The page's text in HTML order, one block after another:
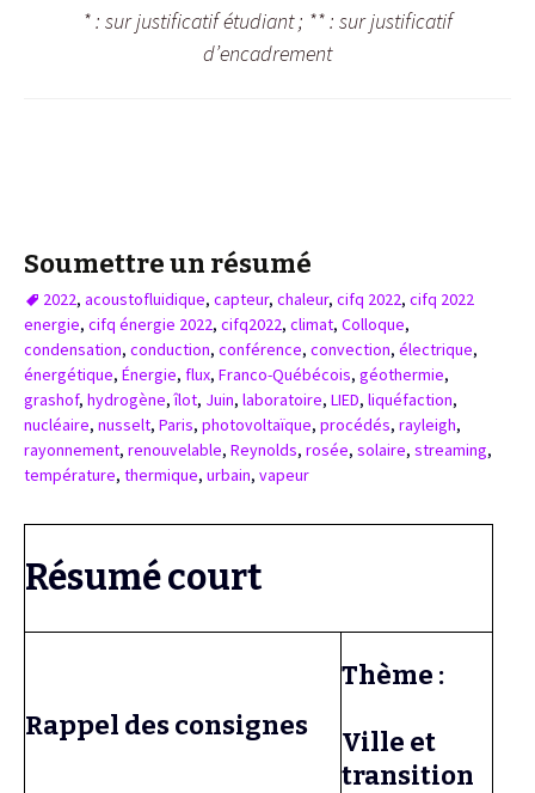
* : sur justificatif étudiant ; ** : sur justificatif
d’encadrement
Soumettre un résumé
2022, acoustofluidique, capteur, chaleur, cifq 2022, cifq 2022
energie, cifq énergie 2022, cifq2022, climat, Colloque,
condensation, conduction, conférence, convection, électrique,
énergétique, Énergie, flux, Franco-Québécois, géothermie,
grashof, hydrogène,îlot, Juin, laboratoire, LIED, liquéfaction,
nucléaire, nusselt, Paris, photovoltaïque, procédés, rayleigh,
rayonnement, renouvelable, Reynolds, rosée, solaire, streaming,
température, thermique, urbain, vapeur
Résumé court
Rappel des consignes
Thème :
Ville et
transition